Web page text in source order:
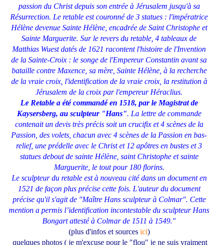
passion du Christ depuis son entrée à Jérusalem jusqu'à sa
Résurrection. Le retable est couronné de 3 statues : l'impératrice
Hélène devenue Sainte Hélène, encadrée de Saint Christophe et
Sainte Marguerite. Sur le revers du retable, 4 tableaux de
Matthias Wuest datés de 1621 racontent l'histoire de l'Invention
de la Sainte-Croix : le songe de l'Empereur Constantin avant sa
bataille contre Maxence, sa mère, Sainte Hélène, à la recherche
de la vraie croix, l'identification de la vraie croix, la restitution à
Jérusalem de la croix par l'empereur Héraclius.
Le Retable a été commandé en 1518, par le Magistrat de
Kaysersberg, au sculpteur "Hans". La lettre de commande
contenait un devis très précis soit un crucifix et 4 scènes de la
Passion, des volets, chacun avec 4 scènes de la Passion en bas-
relief, une prédelle avec le Christ et 12 apôtres en bustes et 3
statues debout de sainte Hélène, saint Christophe et sainte
Marguerite, le tout pour 180 florins.
Le sculpteur du retable est à nouveau cité dans un document en
1521 de façon plus précise cette fois. L'auteur du document
précise qu'il s'agit de "Maître Hans sculpteur à Colmar". Cette
mention a permis l’identification incontestable du sculpteur Hans
Bongart attesté à Colmar de 1511 à 1549."
(plus d'infos et sources ici)
quelques photos ( je m'excuse pour le "flou" je ne suis vraiment